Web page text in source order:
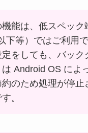
機能は、低スペック
下等）ではご利用
定をしても、バック
は Android OS によ
約のため処理が停止
。